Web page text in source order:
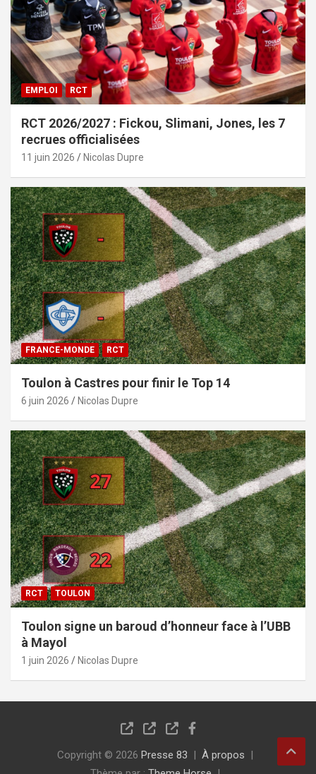
EMPLOI RCT
RCT 2026/2027 : Fickou, Slimani, Jones, les 7
recrues officialisées
11 juin 2026 Nicolas Dupre
FRANCE-MONDE RCT
Toulon à Castres pour finir le Top 14
6 juin 2026 Nicolas Dupre
RCT TOULON
Toulon signe un baroud d’honneur face à l’UBB
à Mayol
1 juin 2026 Nicolas Dupre
Copyright © 2026 Presse 83
À propos